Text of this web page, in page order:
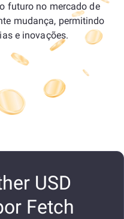
futuro no mercado de
mudança, permitindo
e inovações.
USD
Fetch